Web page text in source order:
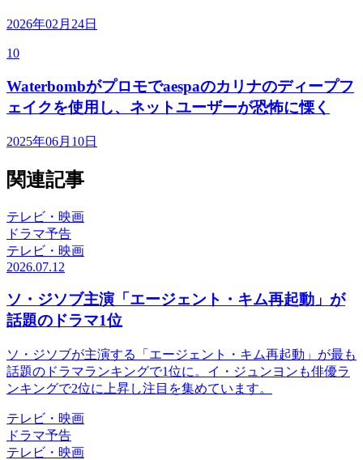
2026年02月24日
10
Waterbombがプロモでaespaのカリナのディープフ
ェイクを使用し、ネットユーザーが恐怖に慄く
2025年06月10日
関連記事
テレビ・映画
ドラマ予告
テレビ・映画
2026.07.12
ソ・ジソブ主演「エージェント・キム再起動」が
話題のドラマ1位
ソ・ジソブが主演する「エージェント・キム再起動」が最も
話題のドラマランキングで1位に。イ・ジュンヨンも俳優ラ
ンキングで2位に上昇し注目を集めています。
テレビ・映画
ドラマ予告
テレビ・映画